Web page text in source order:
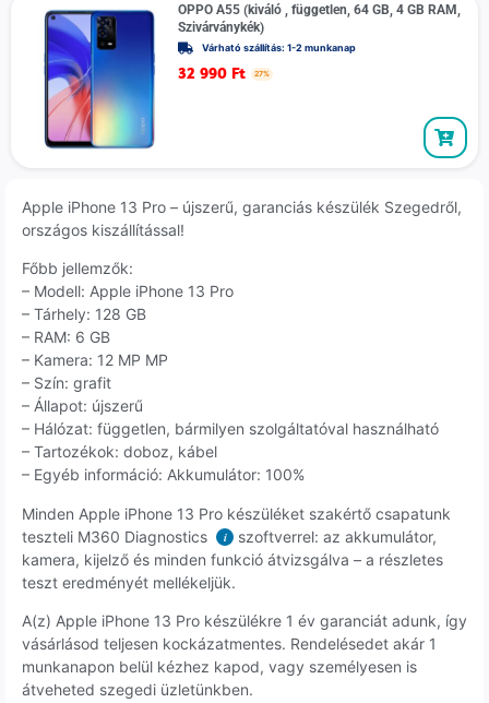
OPPO A55 (kiváló , független, 64 GB, 4 GB RAM,
Szivárványkék)
Várható szállítás: 1-2 munkanap
32 990 Ft 27%
Apple iPhone 13 Pro – újszerű, garanciás készülék Szegedről,
országos kiszállítással!
Főbb jellemzők:
– Modell: Apple iPhone 13 Pro
– Tárhely: 128 GB
– RAM: 6 GB
– Kamera: 12 MP MP
– Szín: grafit
– Állapot: újszerű
– Hálózat: független, bármilyen szolgáltatóval használható
– Tartozékok: doboz, kábel
– Egyéb információ: Akkumulátor: 100%
Minden Apple iPhone 13 Pro készüléket szakértő csapatunk
teszteli M360 Diagnostics
i
szoftverrel: az akkumulátor,
kamera, kijelző és minden funkció átvizsgálva – a részletes
teszt eredményét mellékeljük.
A(z) Apple iPhone 13 Pro készülékre 1 év garanciát adunk, így
vásárlásod teljesen kockázatmentes. Rendelésedet akár 1
munkanapon belül kézhez kapod, vagy személyesen is
átveheted szegedi üzletünkben.